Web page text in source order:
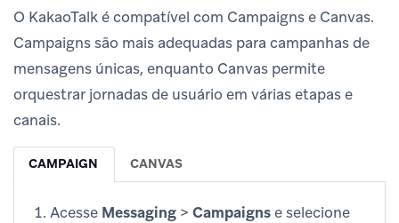
O KakaoTalk é compatível com Campaigns e Canvas.
Campaigns são mais adequadas para campanhas de
mensagens únicas, enquanto Canvas permite
orquestrar jornadas de usuário em várias etapas e
canais.
CAMPAIGN CANVAS
Acesse Messaging > Campaignse selecione